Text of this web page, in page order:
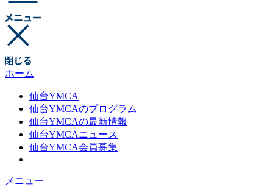
ホーム
仙台YMCA
仙台YMCAのプログラム
仙台YMCAの最新情報
仙台YMCAニュース
仙台YMCA会員募集
メニュー